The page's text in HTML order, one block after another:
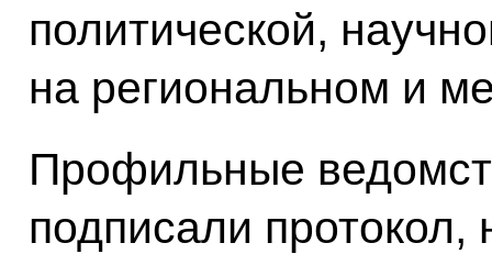
политической,
на региональном и
Профильные
подписали